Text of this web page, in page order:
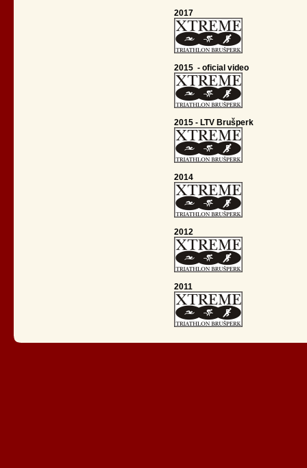
2017
2015 - oficial video
2015 - LTV Brušperk
2014
2012
2011